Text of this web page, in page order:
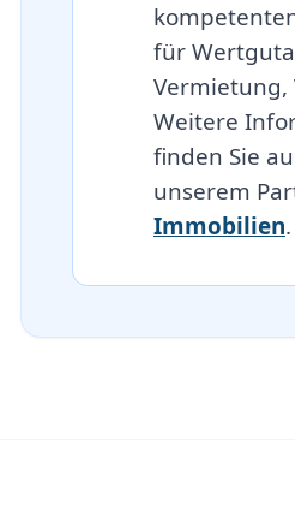
für
Vermietung,
Weitere
finden Sie
unserem
Immobilien.